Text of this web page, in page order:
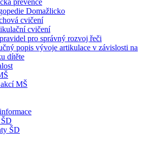
prevence
Domažlicko
cvičení
cvičení
pro správný rozvoj řeči
popis vývoje artikulace v závislosti na
dítěte
MŠ
ŠD